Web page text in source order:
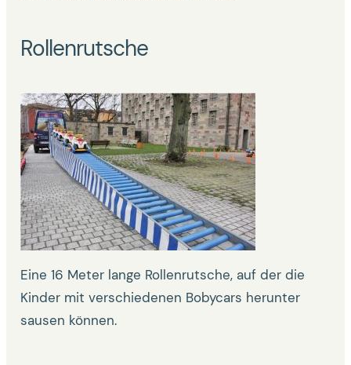
Rollenrutsche
Eine 16 Meter lange Rollenrutsche, auf der die
Kinder mit verschiedenen Bobycars herunter
sausen können.